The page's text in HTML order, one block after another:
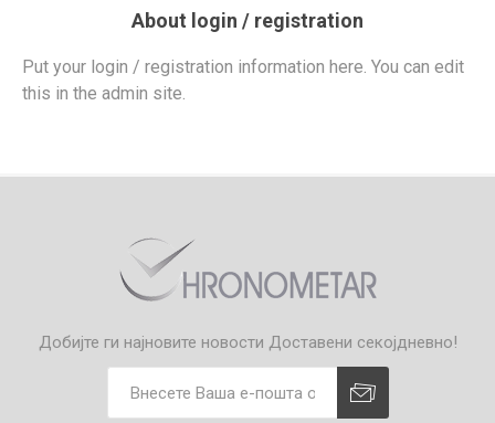
About login / registration
Put your login / registration information here. You can edit
this in the admin site.
Добијте ги најновите новости Доставени секојдневно!